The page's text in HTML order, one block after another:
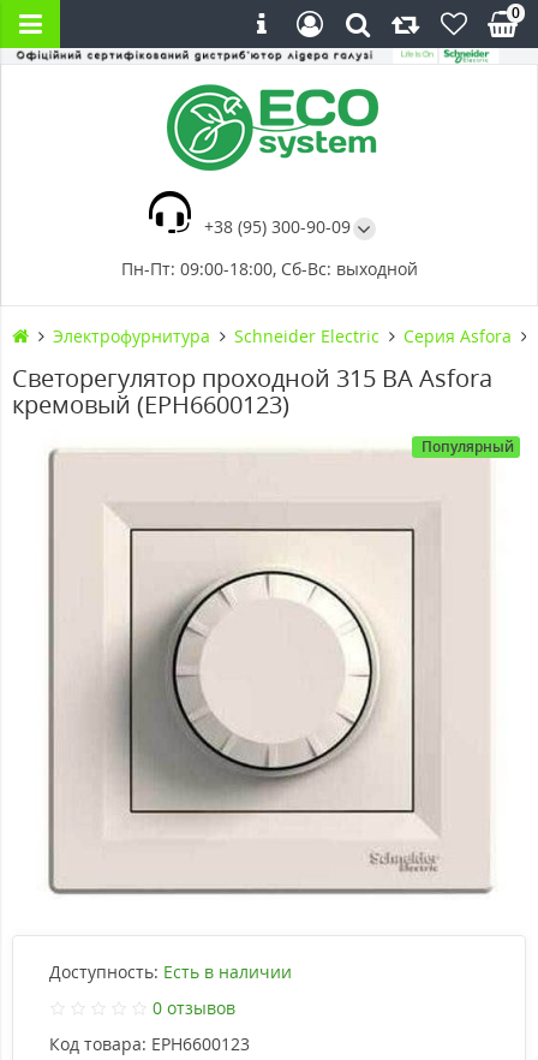
+38 (95) 300-90-09
Пн-Пт: 09:00-18:00, Сб-Вс: выходной
0
Электрофурнитура Schneider Electric Серия Asfora
Светорегулятор проходной 315 ВА Asfora
кремовый (EPH6600123)
Популярный
Доступность: Есть в наличии
0 отзывов
Код товара: EPH6600123